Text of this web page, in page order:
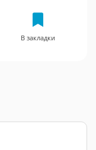
В закладки